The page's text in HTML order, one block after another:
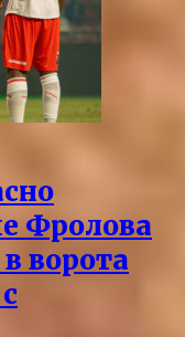
Фролова
ворота